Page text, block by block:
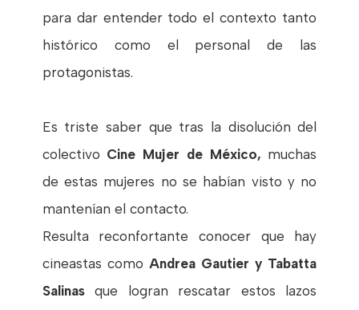
para dar entender todo el contexto tanto
histórico como el personal de las
protagonistas.
Es triste saber que tras la disolución del
colectivo Cine Mujer de México, muchas
de estas mujeres no se habían visto y no
mantenían el contacto.
Resulta reconfortante conocer que hay
cineastas como Andrea Gautier y Tabatta
Salinasque logran rescatar estos lazos